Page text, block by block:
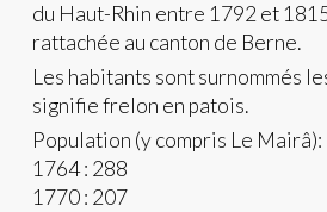
du Haut-Rhin entre 1792 et
rattachée au canton de Berne.
Les habitants sont surnommés
signifie frelon en patois.
Population (y compris Le Mairâ):
1764 : 288
1770 : 207